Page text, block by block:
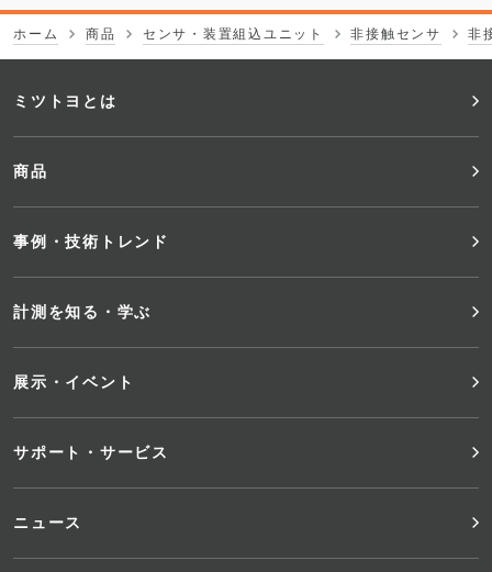
ホーム 商品 センサ・装置組込ユニット 非接触センサ 非
フ
ッ
タ
ー
メ
ュ
ー
ミツトヨとは
商品
事例・技術トレンド
計測を知る・学ぶ
展示・イベント
サポート・サービス
ニュース